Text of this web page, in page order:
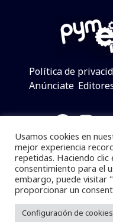
Política de
Anúnciate
Pymempresario ©
Se prohibe el uso de
dar
Usamos cookies en
mejor experiencia
repetidas. Haciendo
consentimiento para el
embargo, puede visitar
proporcionar un
Configuración de cookies